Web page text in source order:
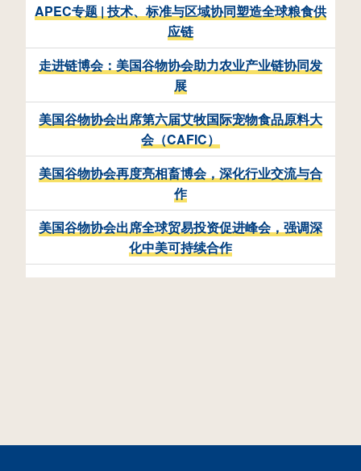
APEC专题 | 技术、标准与区域协同塑造全球粮食供
应链
走进链博会：美国谷物协会助力农业产业链协同发
展
美国谷物协会出席第六届艾牧国际宠物食品原料大
会（CAFIC）
美国谷物协会再度亮相畜博会，深化行业交流与合
作
美国谷物协会出席全球贸易投资促进峰会，强调深
化中美可持续合作